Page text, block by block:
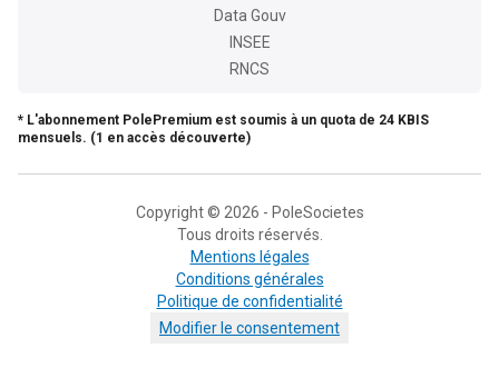
Data Gouv
INSEE
RNCS
* L'abonnement PolePremium est soumis à un quota de 24 KBIS
mensuels. (1 en accès découverte)
Copyright © 2026 - PoleSocietes
Tous droits réservés.
Mentions légales
Conditions générales
Politique de confidentialité
Modifier le consentement